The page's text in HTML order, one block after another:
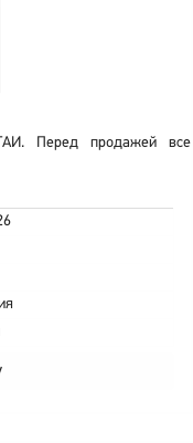
Перед продажей все